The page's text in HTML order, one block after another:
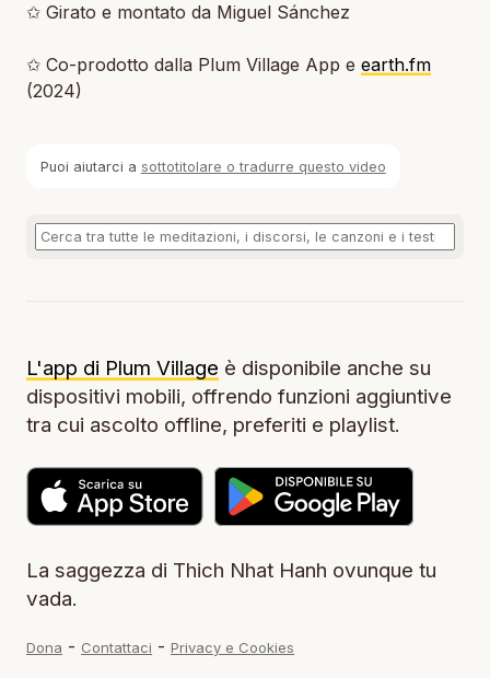
✩ Girato e montato da Miguel Sánchez
✩ Co-prodotto dalla Plum Village App e earth.fm
(2024)
Puoi aiutarci a sottotitolare o tradurre questo video
L'app di Plum Village è disponibile anche su
dispositivi mobili, offrendo funzioni aggiuntive
tra cui ascolto offline, preferiti e playlist.
La saggezza di Thich Nhat Hanh ovunque tu
vada.
Dona - Contattaci - Privacy e Cookies